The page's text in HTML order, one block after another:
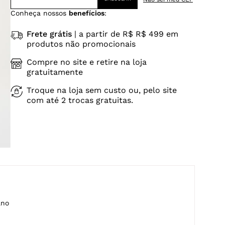
Conheça nossos benefícios:
Frete grátis| a partir de R$ R$ 499 em
produtos não promocionais
Compre no site e retire na loja
gratuitamente
Troque na loja sem custo ou, pelo site
com até 2 trocas gratuitas.